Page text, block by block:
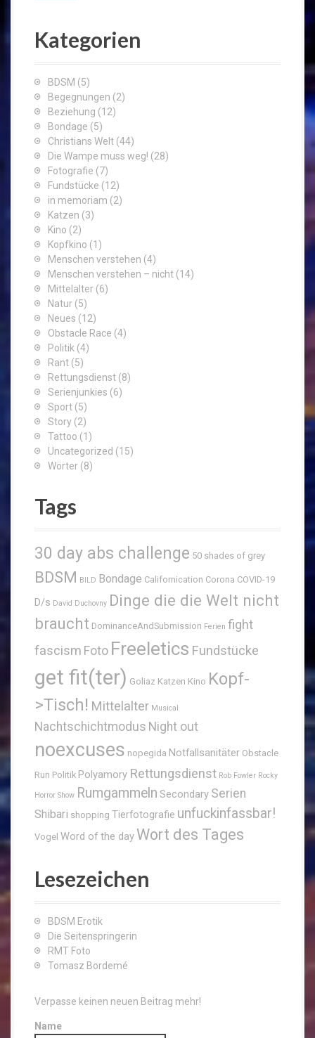
Kategorien
BDSM (5)
Begegnungen (2)
Beziehung (12)
Bondage (5)
Christians Welt (44)
Die Wampe muss weg! (28)
Fotografie (7)
Fundstücke (12)
in memoriam (2)
Katzen (3)
Kino (2)
Kopfkino (1)
Menschen verstehen (4)
Menschen verstehen – nicht (14)
Mittelalter (6)
Natur (5)
Neues (12)
Obstacle Race (4)
Politik (4)
Rant (5)
Rettungsdienst (8)
Serienjunkies (6)
Sport (5)
Story (2)
Tattoo (1)
Uncategorized (15)
Wörter (8)
Tags
30 day abs challenge 50 shades of grey
BDSM BILD Bondage Californication Corona COVID-19
D/s David Duchovny Dinge die die Welt nicht
braucht DominanceAndSubmission Ferien fight
fascism Foto Freeletics Fundstücke
get fit(ter) Goliaz Katzen Kino Kopf-
>Tisch! Mittelalter Musical
Nachtschichtmodus Night out
noexcuses nopegida Notfallsanitäter Obstacle
Run Politik Polyamory Rettungsdienst Rob Fowler Rocky
Horror Show Rumgammeln Secondary Serien
Shibari shopping Tierfotografie unfuckinfassbar!
Vogel Word of the day Wort des Tages
Lesezeichen
BDSM Erotik
Die Seitenspringerin
RMT Foto
Tomasz Bordemé
Verpasse keinen neuen Beitrag mehr!
Name